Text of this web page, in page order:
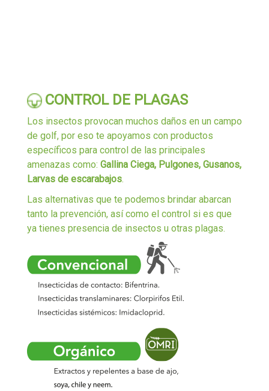
CONTROL DE PLAGAS
Los insectos provocan muchos daños en un campo
de golf, por eso te apoyamos con productos
específicos para control de las principales
amenazas como: Gallina Ciega, Pulgones, Gusanos,
Larvas de escarabajos.
Las alternativas que te podemos brindar abarcan
tanto la prevención, así como el control si es que
ya tienes presencia de insectos u otras plagas.